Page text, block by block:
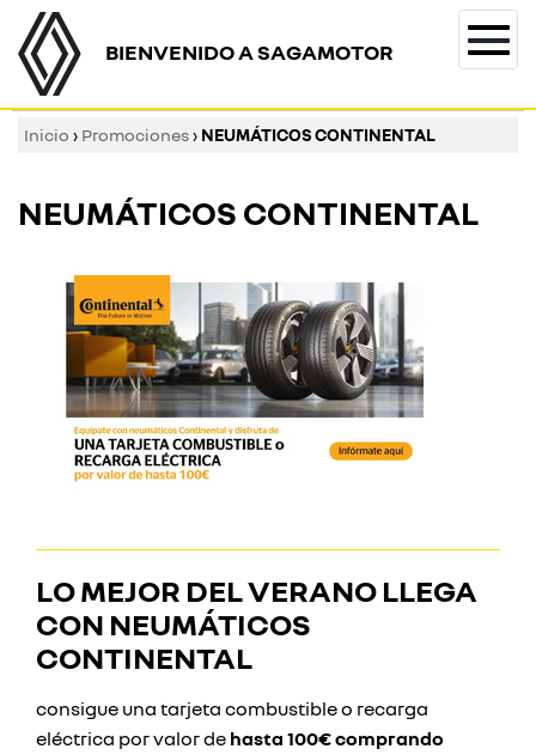
BIENVENIDO A SAGAMOTOR
Inicio › Promociones› NEUMÁTICOS CONTINENTAL
NEUMÁTICOS CONTINENTAL
LO MEJOR DEL VERANO LLEGA
CON NEUMÁTICOS
CONTINENTAL
consigue una tarjeta combustible o recarga
eléctrica por valor de hasta 100€ comprando